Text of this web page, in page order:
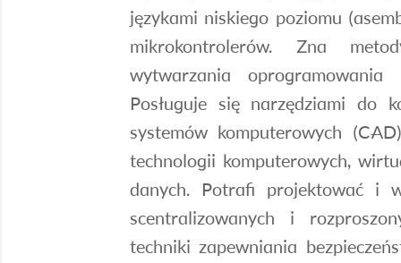
językami niskiego poziomu
mikrokontrolerów. Zna
wytwarzania
Posługuje się narzędziami do
systemów komputerowych
technologii komputerowych,
danych. Potrafi projektować i
scentralizowanych i
techniki zapewniania